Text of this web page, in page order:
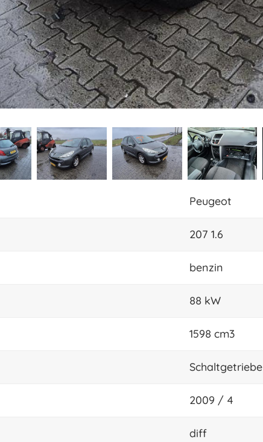
Peugeot
207 1.6
benzin
88 kW
1598 cm3
Schaltgetriebe
2009 / 4
diff